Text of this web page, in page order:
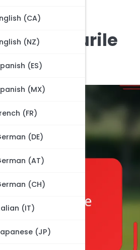
(CA)
(NZ)
(ES)
(MX)
(FR)
(DE)
(AT)
(CH)
(IT)
(JP)
Rolurile